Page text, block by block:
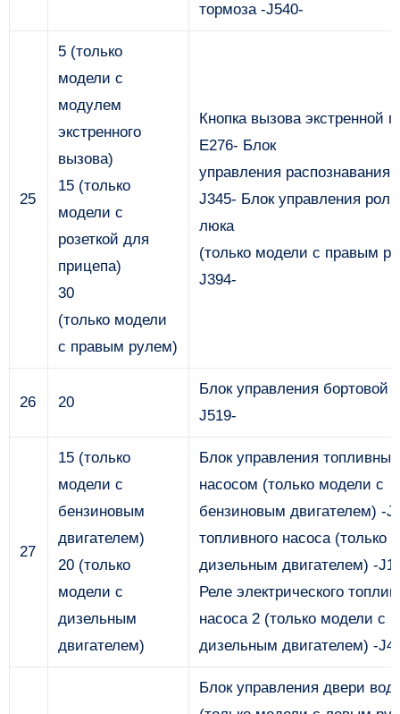
тормоза -J540-
25
5 (только
модели с
модулем
экстренного
вызова)
15 (только
модели с
розеткой для
прицепа)
30
(только модели
с правым рулем)
Кнопка вызова экстренной
E276- Блок
управления распознавания
J345- Блок управления
люка
(только модели с правым
J394-
26 20
Блок управления бортовой
J519-
27
15 (только
модели с
бензиновым
двигателем)
20 (только
модели с
дизельным
двигателем)
Блок управления
насосом (только модели с
бензиновым двигателем) -
топливного насоса (только
дизельным двигателем) -
Реле электрического
насоса 2 (только модели с
дизельным двигателем) -
Блок управления двери